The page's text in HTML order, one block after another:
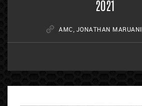
2021
AMC JONATHAN MARUANI